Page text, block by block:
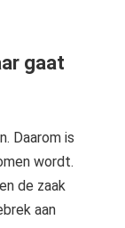
gaat
Daarom is
wordt.
de zaak
aan